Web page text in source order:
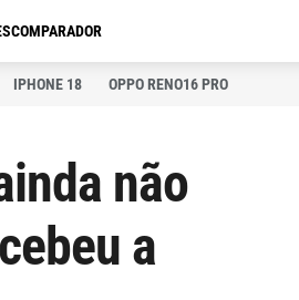
COMPARADOR
IPHONE 18 OPPO RENO16 PRO
não
a